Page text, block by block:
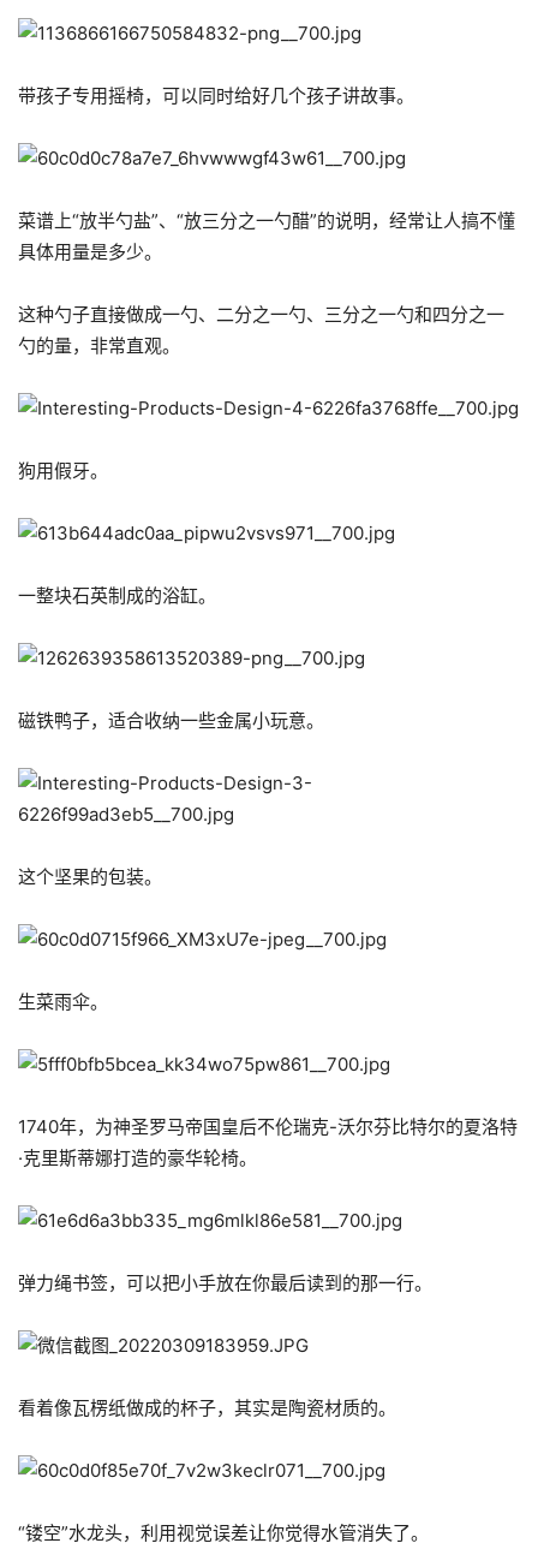
带孩子专用摇椅，可以同时给好几个孩子讲故事。
菜谱上“放半勺盐”、“放三分之一勺醋”的说明，经常让人搞不懂
具体用量是多少。
这种勺子直接做成一勺、二分之一勺、三分之一勺和四分之一
勺的量，非常直观。
狗用假牙。
一整块石英制成的浴缸。
磁铁鸭子，适合收纳一些金属小玩意。
这个坚果的包装。
生菜雨伞。
1740年，为神圣罗马帝国皇后不伦瑞克-沃尔芬比特尔的夏洛特
·克里斯蒂娜打造的豪华轮椅。
弹力绳书签，可以把小手放在你最后读到的那一行。
看着像瓦楞纸做成的杯子，其实是陶瓷材质的。
“镂空”水龙头，利用视觉误差让你觉得水管消失了。